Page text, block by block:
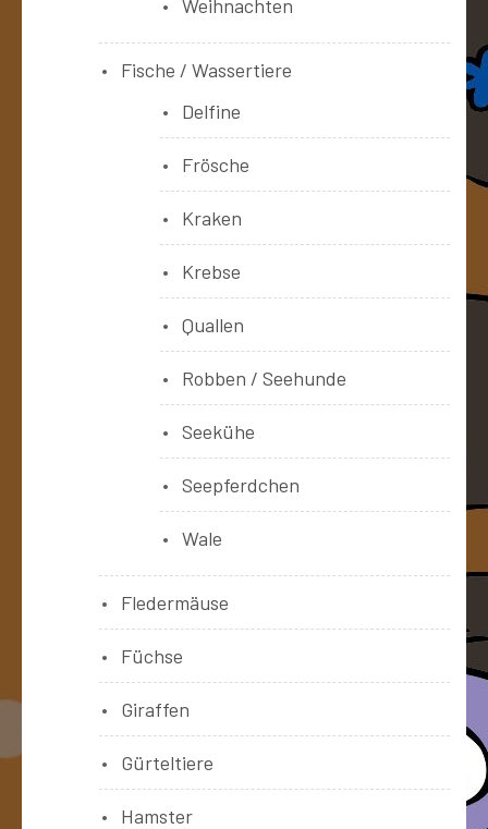
Weihnachten
Fische / Wassertiere
Delfine
Frösche
Kraken
Krebse
Quallen
Robben / Seehunde
Seekühe
Seepferdchen
Wale
Fledermäuse
Füchse
Giraffen
Gürteltiere
Hamster